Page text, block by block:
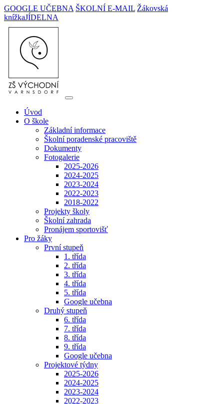
GOOGLE UČEBNA ŠKOLNÍ E-MAIL Žákovská
knížkaJÍDELNA
Úvod
O škole
Základní informace
Školní poradenské pracoviště
Dokumenty
Fotogalerie
2025-2026
2024-2025
2023-2024
2022-2023
2018-2022
Projekty školy
Školní zahrada
Pronájem sportovišť
Pro žáky
První stupeň
1. třída
2. třída
3. třída
4. třída
5. třída
Google učebna
Druhý stupeň
6. třída
7. třída
8. třída
9. třída
Google učebna
Projektové týdny
2025-2026
2024-2025
2023-2024
2022-2023